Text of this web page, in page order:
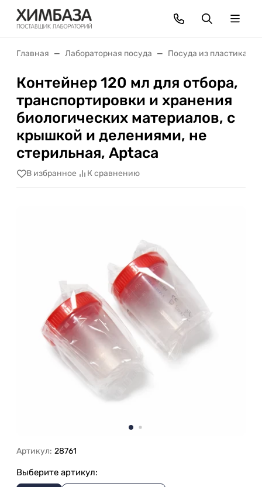
Главная Лабораторная посуда Посуда из пластика
Контейнер 120 мл для отбора,
транспортировки и хранения
биологических материалов, с
крышкой и делениями, не
стерильная, Aptaca
В избранное К сравнению
Артикул: 28761
Выберите артикул: